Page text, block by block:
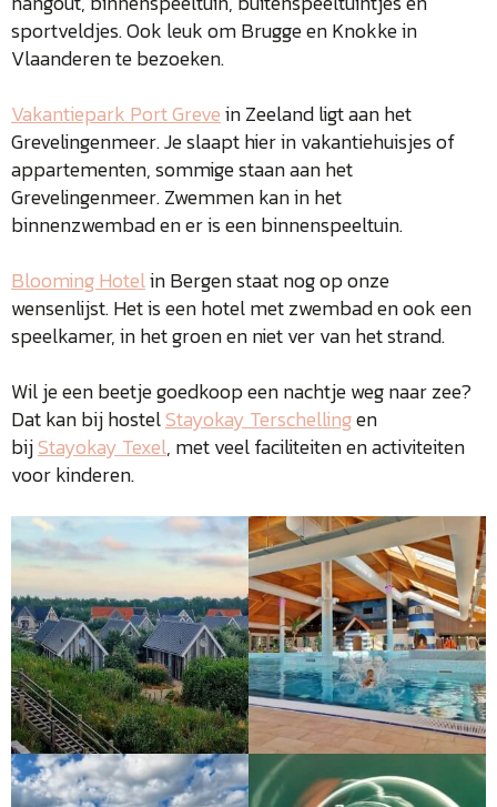
sportveldjes. Ook leuk om Brugge en Knokke in
Vlaanderen te bezoeken.
Vakantiepark Port Grevein Zeeland ligt aan het
Grevelingenmeer. Je slaapt hier in vakantiehuisjes of
appartementen, sommige staan aan het
Grevelingenmeer. Zwemmen kan in het
binnenzwembad en er is een binnenspeeltuin.
Blooming Hotelin Bergen staat nog op onze
wensenlijst. Het is een hotel met zwembad en ook een
speelkamer, in het groen en niet ver van het strand.
Wil je een beetje goedkoop een nachtje weg naar zee?
Dat kan bij hostelStayokay Terschellingen
bijStayokay Texel, met veel faciliteiten en activiteiten
voor kinderen.